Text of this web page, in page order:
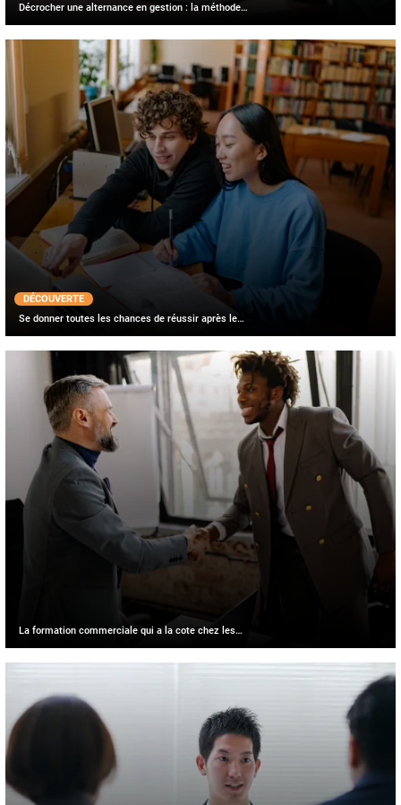
Décrocher une alternance en gestion : la méthode…
DÉCOUVERTE
Se donner toutes les chances de réussir après le…
La formation commerciale qui a la cote chez les…